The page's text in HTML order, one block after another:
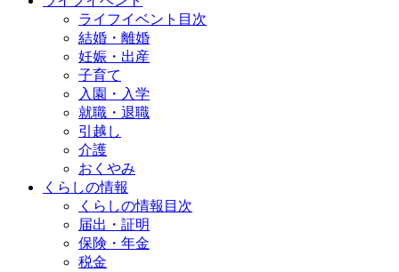
ライフイベント目次
結婚・離婚
妊娠・出産
子育て
入園・入学
就職・退職
引越し
介護
おくやみ
くらしの情報
くらしの情報目次
届出・証明
保険・年金
税金